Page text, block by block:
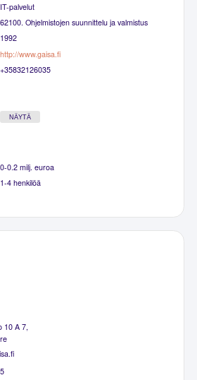
IT-palvelut
62100. Ohjelmistojen suunnittelu ja valmistus
1992
http://www.gaisa.fi
+35832126035
NÄYTÄ
0-0.2 milj. euroa
1-4 henkilöä
10 A 7,